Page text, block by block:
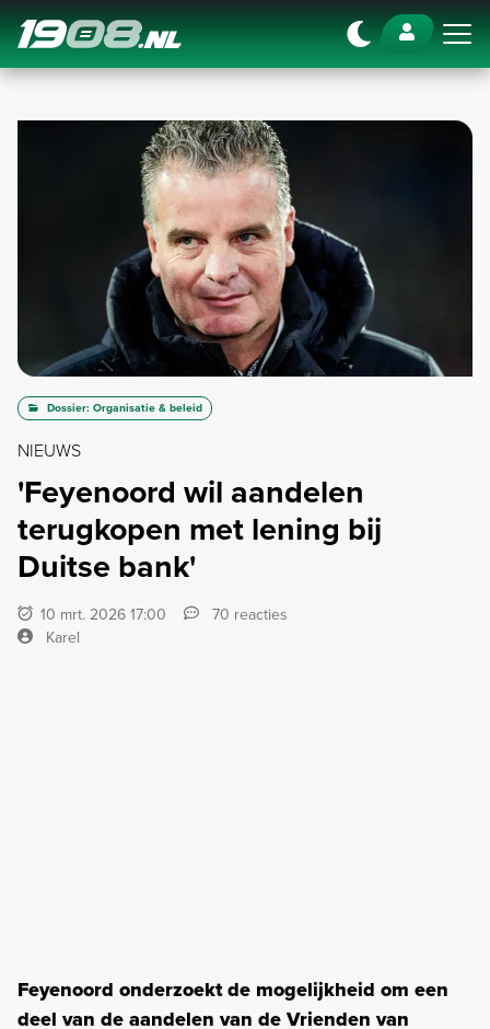
Navigation
Dossier: Organisatie & beleid
NIEUWS
'Feyenoord wil aandelen
terugkopen met lening bij
Duitse bank'
10 mrt. 2026 17:00
70 reacties
Karel
Feyenoord onderzoekt de mogelijkheid om een
deel van de aandelen van de Vrienden van